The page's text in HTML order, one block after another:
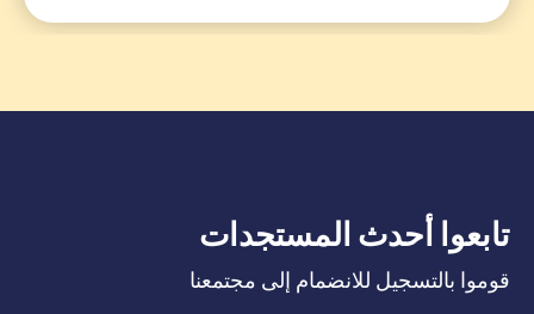
تابعوا أحدث المستجدات
قوموا بالتسجيل للانضمام إلى مجتمعنا